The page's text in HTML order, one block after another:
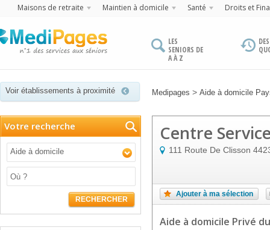
Maisons de retraite Maintien à domicile Santé Droits et
LES
SENIORS DE
A À Z
Voir établissements à proximité Medipages > Aide à domicile
Votre recherche
Aide à domicile
RECHERCHER
Centre
111 Route De Clisson
Ajouter à ma sélection
Aide à domicile Privé